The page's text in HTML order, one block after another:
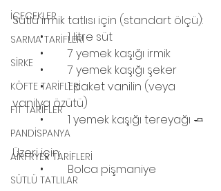
İÇECEKLER
SARMA TARİFLERİ
SİRKE
KÖFTE TARİFLERİ
FİT TARİFLER
PANDİSPANYA
AİRFRYER TARİFLERİ
SÜTLÜ TATLILAR
Sütlü irmik tatlısı için (standart ölçü):
	•	1 litre süt
	•	7 yemek kaşığı irmik
	•	7 yemek kaşığı şeker
	•	1 paket vanilin (veya
vanilya özütü)
	•	1 yemek kaşığı tereyağı 🧈
Üzeri için:
	•	Bolca pişmaniye